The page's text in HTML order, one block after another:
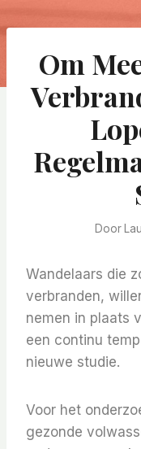
Om
Door
Wandelaars die
verbranden,
nemen in plaats
een continu
nieuwe studie.
Voor het
gezonde